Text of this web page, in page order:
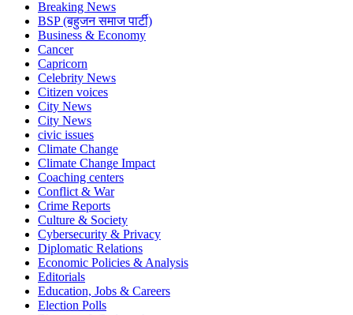
Breaking News
BSP (बहुजन समाज पार्टी)
Business & Economy
Cancer
Capricorn
Celebrity News
Citizen voices
City News
City News
civic issues
Climate Change
Climate Change Impact
Coaching centers
Conflict & War
Crime Reports
Culture & Society
Cybersecurity & Privacy
Diplomatic Relations
Economic Policies & Analysis
Editorials
Education, Jobs & Careers
Election Polls